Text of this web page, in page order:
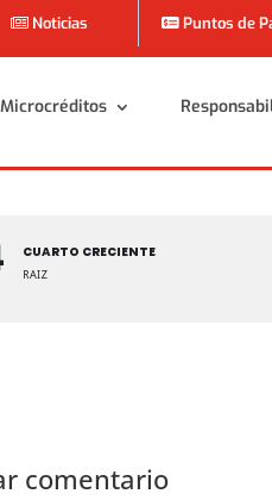
Noticias Puntos de
Microcréditos
Microcréditos
CUARTO CRECIENTE
RAIZ
comentario